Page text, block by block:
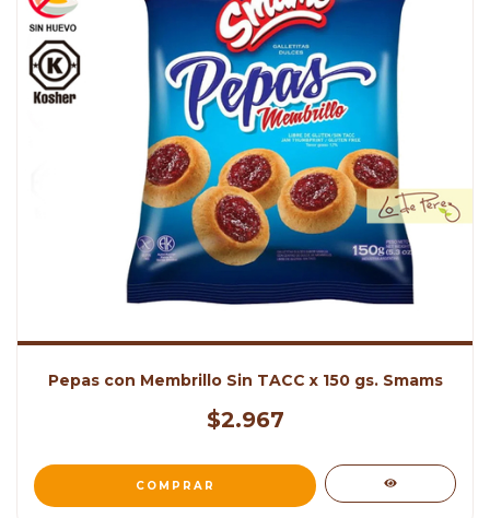
Pepas con Membrillo Sin TACC x 150 gs. Smams
$2.967